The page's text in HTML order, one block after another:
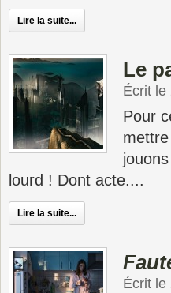
Lire la suite...
Le
Écrit le
Pour
lourd ! Dont acte....
Lire la suite...
Écrit le